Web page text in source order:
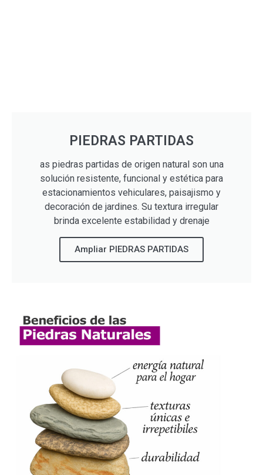
PIEDRAS PARTIDAS
as piedras partidas de origen natural son una
solución resistente, funcional y estética para
estacionamientos vehiculares, paisajismo y
decoración de jardines. Su textura irregular
brinda excelente estabilidad y drenaje
Ampliar PIEDRAS PARTIDAS